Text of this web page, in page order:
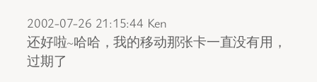
2002-07-26 21:15:44 Ken
还好啦~哈哈，我的移动那张卡一直没有用，
过期了